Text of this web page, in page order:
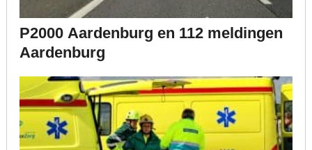
P2000 Aardenburg en 112 meldingen
Aardenburg